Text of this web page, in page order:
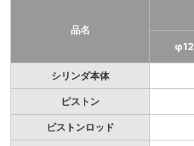
品名
φ12
シリンダ本体
ピストン
ピストンロッド